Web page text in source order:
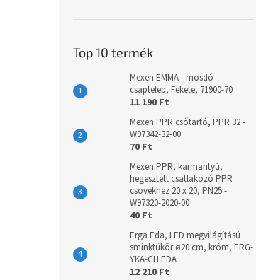
Top 10 termék
Mexen EMMA - mosdó
csaptelep, Fekete, 71900-70
11 190 Ft
Mexen PPR csőtartó, PPR 32 -
W97342-32-00
70 Ft
Mexen PPR, karmantyú,
hegesztett csatlakozó PPR
csövekhez 20 x 20, PN25 -
W97320-2020-00
40 Ft
Erga Eda, LED megvilágítású
sminktükör ø20 cm, króm, ERG-
YKA-CH.EDA
12 210 Ft